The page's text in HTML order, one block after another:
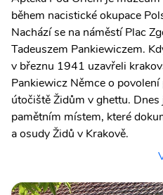
během nacistické okupace
Nachází se na náměstí Plac
Tadeuszem Pankiewiczem.
v březnu 1941 uzavřeli
Pankiewicz Němce o
útočiště Židům v ghettu. Dnes
pamětním místem, které
a osudy Židů v Krakově.